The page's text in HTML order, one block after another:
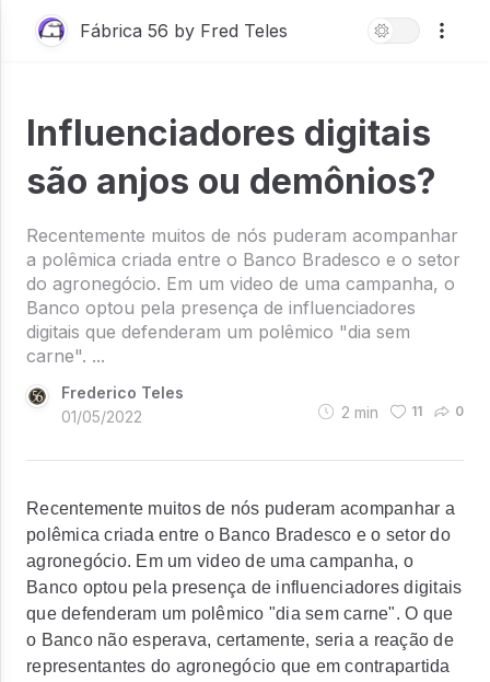
Fábrica 56 by Fred Teles
Influenciadores digitais
são anjos ou demônios?
Recentemente muitos de nós puderam acompanhar
a polêmica criada entre o Banco Bradesco e o setor
do agronegócio. Em um video de uma campanha, o
Banco optou pela presença de influenciadores
digitais que defenderam um polêmico "dia sem
carne". ...
Frederico Teles
01/05/2022
2 min 11 0
Recentemente muitos de nós puderam acompanhar a
polêmica criada entre o Banco Bradesco e o setor do
agronegócio. Em um video de uma campanha, o
Banco optou pela presença de influenciadores digitais
que defenderam um polêmico "dia sem carne". O que
o Banco não esperava, certamente, seria a reação de
representantes do agronegócio que em contrapartida